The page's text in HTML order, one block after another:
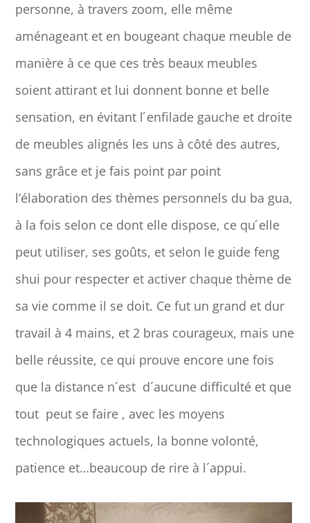
personne, à travers zoom, elle même
aménageant et en bougeant chaque meuble de
manière à ce que ces très beaux meubles
soient attirant et lui donnent bonne et belle
sensation, en évitant l ́enfilade gauche et droite
de meubles alignés les uns à côté des autres,
sans grâce et je fais point par point
l’élaboration des thèmes personnels du ba gua,
à la fois selon ce dont elle dispose, ce qu ́elle
peut utiliser, ses goûts, et selon le guide feng
shui pour respecter et activer chaque thème de
sa vie comme il se doit. Ce fut un grand et dur
travail à 4 mains, et 2 bras courageux, mais une
belle réussite, ce qui prouve encore une fois
que la distance n´est d´aucune difficulté et que
tout peut se faire , avec les moyens
technologiques actuels, la bonne volonté,
patience et…beaucoup de rire à l´appui.